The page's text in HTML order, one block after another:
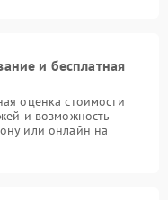
и бесплатная
оценка стоимости
и возможность
или онлайн на